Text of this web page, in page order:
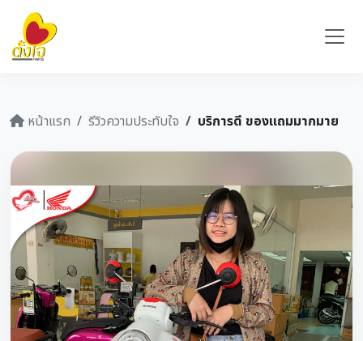
หน้าแรก รีวิวความประทับใจ บริการดี ของแถมมากมาย